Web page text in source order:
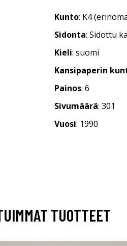
Kunto: K4
Sidonta: Sidottu
Kieli: suomi
Kansipaperin
Painos: 6
Sivumäärä: 301
Vuosi: 1990
TUOTTEET